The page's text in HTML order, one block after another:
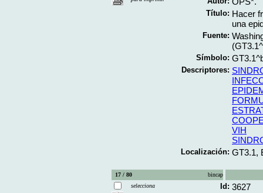
Título: Hacer
una
Fuente:
Símbolo:
Descriptores:
VIH
Localización: GT3.1,
17 / 80
bincap
selecciona
Id: 3627